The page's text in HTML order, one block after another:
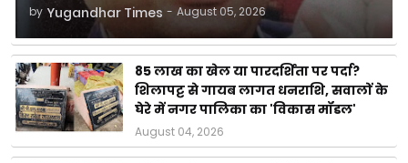
by Yugandhar Times - August 05, 2026
85 लाख का खेल या पारदर्शिता पर पर्दा?
शिलापट्ट से गायब लागत धनराशि, सवालों के
घेरे में नगर पालिका का 'विकास मॉडल'
August 04, 2026